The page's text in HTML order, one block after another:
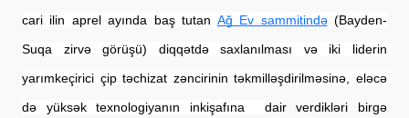
cari ilin aprel ayında baş tutan Ağ Ev sammitində (Bayden-
Suqa zirvə görüşü) diqqətdə saxlanılması və iki liderin
yarımkeçirici çip təchizat zəncirinin təkmilləşdirilməsinə, eləcə
də yüksək texnologiyanın inkişafına
dair verdikləri birgə